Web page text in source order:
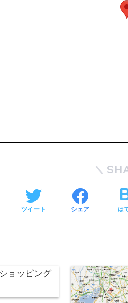
ツイート シェア は